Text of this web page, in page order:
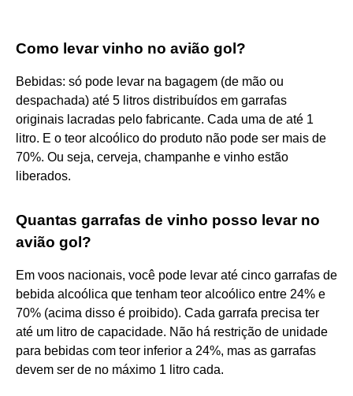
Como levar vinho no avião gol?
Bebidas: só pode levar na bagagem (de mão ou
despachada) até 5 litros distribuídos em garrafas
originais lacradas pelo fabricante. Cada uma de até 1
litro. E o teor alcoólico do produto não pode ser mais de
70%. Ou seja, cerveja, champanhe e vinho estão
liberados.
Quantas garrafas de vinho posso levar no
avião gol?
Em voos nacionais, você pode levar até cinco garrafas de
bebida alcoólica que tenham teor alcoólico entre 24% e
70% (acima disso é proibido). Cada garrafa precisa ter
até um litro de capacidade. Não há restrição de unidade
para bebidas com teor inferior a 24%, mas as garrafas
devem ser de no máximo 1 litro cada.